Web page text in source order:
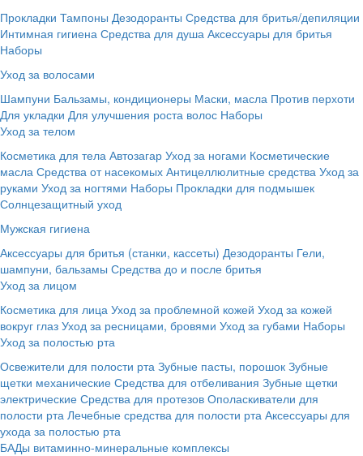
Прокладки Тампоны Дезодоранты Средства для бритья/депиляции
Интимная гигиена Средства для душа Аксессуары для бритья
Наборы
Уход за волосами
Шампуни Бальзамы, кондиционеры Маски, масла Против перхоти
Для укладки Для улучшения роста волос Наборы
Уход за телом
Косметика для тела Автозагар Уход за ногами Косметические
масла Средства от насекомых Антицеллюлитные средства Уход за
руками Уход за ногтями Наборы Прокладки для подмышек
Солнцезащитный уход
Мужская гигиена
Аксессуары для бритья (станки, кассеты) Дезодоранты Гели,
шампуни, бальзамы Средства до и после бритья
Уход за лицом
Косметика для лица Уход за проблемной кожей Уход за кожей
вокруг глаз Уход за ресницами, бровями Уход за губами Наборы
Уход за полостью рта
Освежители для полости рта Зубные пасты, порошок Зубные
щетки механические Средства для отбеливания Зубные щетки
электрические Средства для протезов Ополаскиватели для
полости рта Лечебные средства для полости рта Аксессуары для
ухода за полостью рта
БАДы витаминно-минеральные комплексы